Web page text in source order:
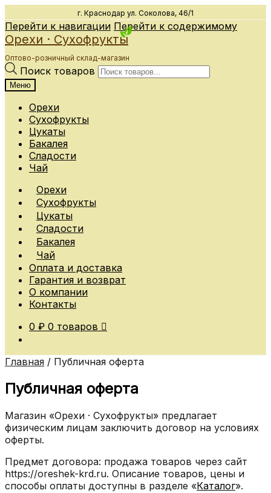
г. Краснодар ул. Соколова, 46/1
Перейти к навигации Перейти к содержимому
Орехи · Сухофрукты
Оптово-розничный склад-магазин
Поиск товаров
Меню
Орехи
Сухофрукты
Цукаты
Бакалея
Сладости
Чай
Орехи
Сухофрукты
Цукаты
Сладости
Бакалея
Чай
Оплата и доставка
Гарантия и возврат
О компании
Контакты
0 ₽ 0 товаров
Главная / Публичная оферта
Публичная оферта
Магазин «Орехи · Сухофрукты» предлагает
физическим лицам заключить договор на условиях
оферты.
Предмет договора: продажа товаров через сайт
https://oreshek-krd.ru. Описание товаров, цены и
способы оплаты доступны в разделе «Каталог».